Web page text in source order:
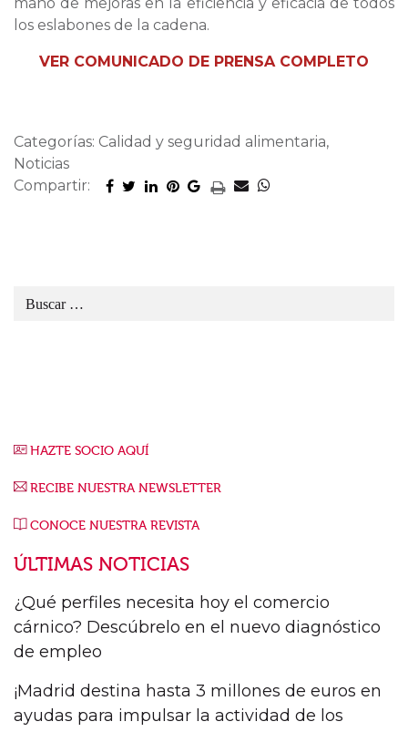
los eslabones de la cadena.
VER COMUNICADO DE PRENSA COMPLETO
Categorías: Calidad y seguridad alimentaria,
Noticias
Compartir:
HAZTE SOCIO AQUÍ
RECIBE NUESTRA NEWSLETTER
CONOCE NUESTRA REVISTA
ÚLTIMAS NOTICIAS
¿Qué perfiles necesita hoy el comercio
cárnico? Descúbrelo en el nuevo diagnóstico
de empleo
¡Madrid destina hasta 3 millones de euros en
ayudas para impulsar la actividad de los